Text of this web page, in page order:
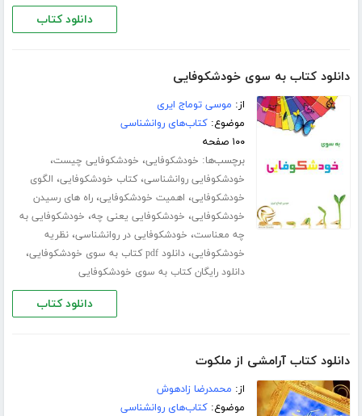
دانلود کتاب
دانلود کتاب به سوی خودشکوفایی
از: موسی توماج ایری
موضوع:کتاب‌های روانشناسی
۱۰۰ صفحه
برچسب‌ها: خودشکوفایی، خودشکوفایی چیست،
خودشکوفایی روانشناسی،کتاب خودشکوفایی، الگوی
خودشکوفایی، اهمیت خودشکوفایی،راه های رسیدن
خودشکوفایی، خودشکوفایی یعنی چه، خودشکوفایی به
چه معناست، خودشکوفایی در روانشناسی،نظریه
خودشکوفایی،دانلود pdf کتاب به سوی خودشکوفایی ،
دانلود رایگان کتاب به سوی خودشکوفایی
دانلود کتاب
دانلود کتاب آرامشی از ملکوت
از: محمدرضا زادهوش
موضوع:کتاب‌های روانشناسی